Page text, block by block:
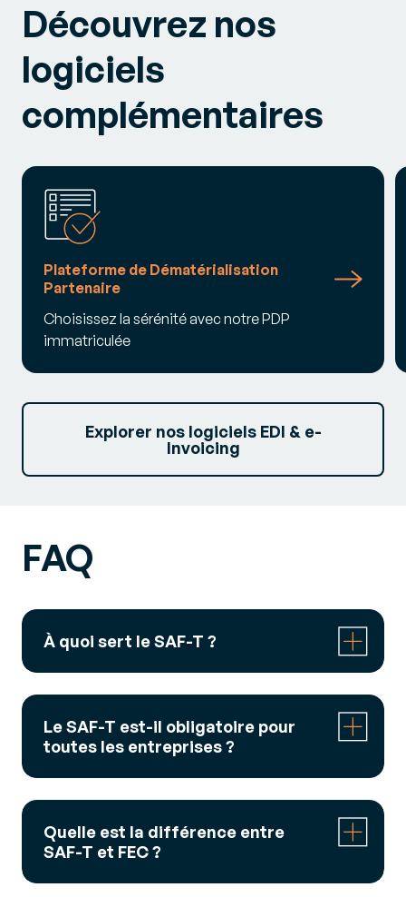
Découvrez nos
logiciels
complémentaires
Plateforme de Dématérialisation
Partenaire
Choisissez la sérénité avec notre PDP
immatriculée
Explorer nos logiciels EDI & e-
Invoicing
FAQ
À quoi sert le SAF-T ?
permet des contrôles plus rapides et sécurisés,
en limitant les erreurs humaines.
Le SAF-T est-il obligatoire pour
toutes les entreprises ?
grandes entreprises ou certains secteurs.
Quelle est la différence entre
SAF-T et FEC ?